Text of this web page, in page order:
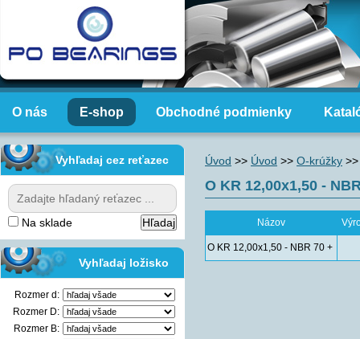
O nás E-shop Obchodné podmienky
Úvod >> Úvod >> O-krúžky >>
O KR 12,00x1,50 -
Názov
O KR 12,00x1,50 - NBR 70 +
Vyhľadaj cez reťazec
Na sklade
Vyhľadaj ložisko
Rozmer d:
Rozmer D:
Rozmer B: